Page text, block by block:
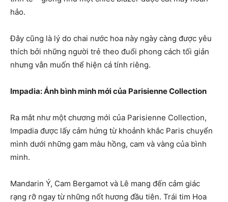
hảo.
Đây cũng là lý do chai nước hoa này ngày càng được yêu
thích bởi những người trẻ theo đuổi phong cách tối giản
nhưng vẫn muốn thể hiện cá tính riêng.
Impadia: Ánh bình minh mới của Parisienne Collection
Ra mắt như một chương mới của Parisienne Collection,
Impadia được lấy cảm hứng từ khoảnh khắc Paris chuyển
mình dưới những gam màu hồng, cam và vàng của bình
minh.
Mandarin Ý, Cam Bergamot và Lê mang đến cảm giác
rạng rỡ ngay từ những nốt hương đầu tiên. Trái tim Hoa